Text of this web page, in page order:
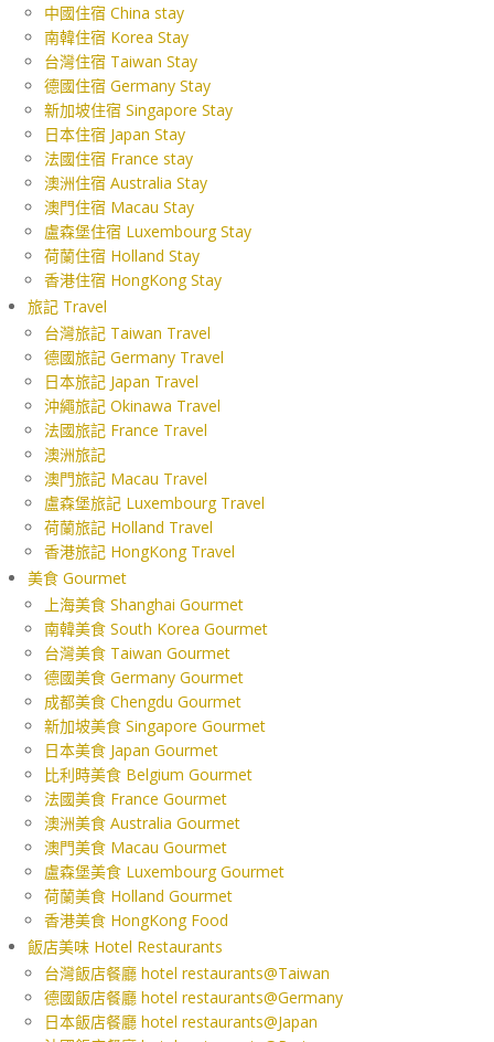
中國住宿 China stay
南韓住宿 Korea Stay
台灣住宿 Taiwan Stay
德國住宿 Germany Stay
新加坡住宿 Singapore Stay
日本住宿 Japan Stay
法國住宿 France stay
澳洲住宿 Australia Stay
澳門住宿 Macau Stay
盧森堡住宿 Luxembourg Stay
荷蘭住宿 Holland Stay
香港住宿 HongKong Stay
旅記 Travel
台灣旅記 Taiwan Travel
德國旅記 Germany Travel
日本旅記 Japan Travel
沖繩旅記 Okinawa Travel
法國旅記 France Travel
澳洲旅記
澳門旅記 Macau Travel
盧森堡旅記 Luxembourg Travel
荷蘭旅記 Holland Travel
香港旅記 HongKong Travel
美食 Gourmet
上海美食 Shanghai Gourmet
南韓美食 South Korea Gourmet
台灣美食 Taiwan Gourmet
德國美食 Germany Gourmet
成都美食 Chengdu Gourmet
新加坡美食 Singapore Gourmet
日本美食 Japan Gourmet
比利時美食 Belgium Gourmet
法國美食 France Gourmet
澳洲美食 Australia Gourmet
澳門美食 Macau Gourmet
盧森堡美食 Luxembourg Gourmet
荷蘭美食 Holland Gourmet
香港美食 HongKong Food
飯店美味 Hotel Restaurants
台灣飯店餐廳 hotel restaurants@Taiwan
德國飯店餐廳 hotel restaurants@Germany
日本飯店餐廳 hotel restaurants@Japan